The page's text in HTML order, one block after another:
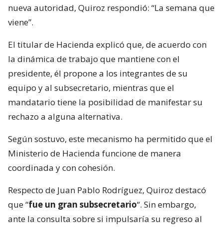
nueva autoridad, Quiroz respondió: “La semana que
viene”.
El titular de Hacienda explicó que, de acuerdo con
la dinámica de trabajo que mantiene con el
presidente, él propone a los integrantes de su
equipo y al subsecretario, mientras que el
mandatario tiene la posibilidad de manifestar su
rechazo a alguna alternativa.
Según sostuvo, este mecanismo ha permitido que el
Ministerio de Hacienda funcione de manera
coordinada y con cohesión.
Respecto de Juan Pablo Rodríguez, Quiroz destacó
que “fue un gran subsecretario“. Sin embargo,
ante la consulta sobre si impulsaría su regreso al